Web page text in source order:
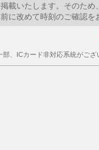
載いたします。そのため
に改めて時刻のご確認を
、ICカード非対応系統がござ